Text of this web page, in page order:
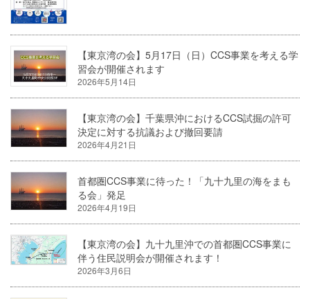
【東京湾の会】5月17日（日）CCS事業を考える学
習会が開催されます
2026年5月14日
【東京湾の会】千葉県沖におけるCCS試掘の許可
決定に対する抗議および撤回要請
2026年4月21日
首都圏CCS事業に待った！「九十九里の海をまも
る会」発足
2026年4月19日
【東京湾の会】九十九里沖での首都圏CCS事業に
伴う住民説明会が開催されます！
2026年3月6日